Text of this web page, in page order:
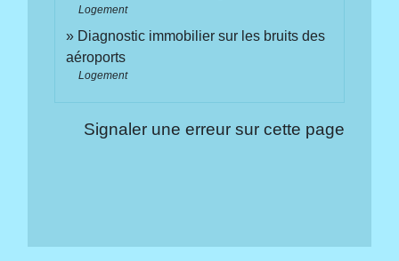
Logement
Diagnostic immobilier sur les bruits des
aéroports
Logement
Signaler une erreur sur cette page